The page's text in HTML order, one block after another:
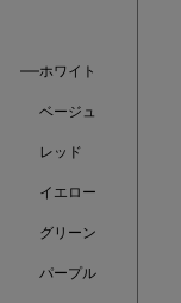
ホワイト
ベージュ
レッド
イエロー
グリーン
パープル